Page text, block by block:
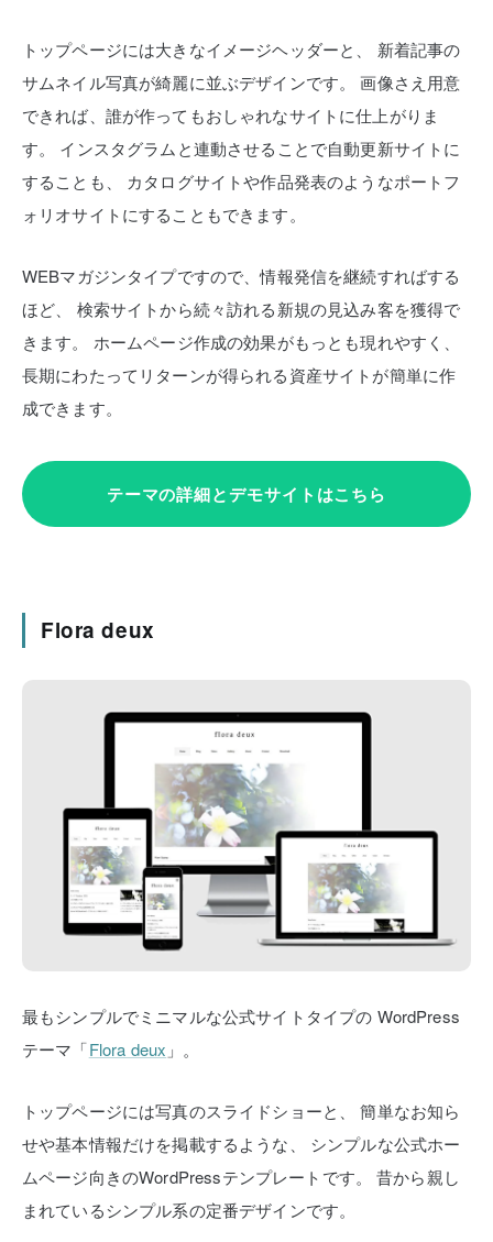
トップページには大きなイメージヘッダーと、
新着記事の
サムネイル写真が綺麗に並ぶデザインです。
画像さえ用意
できれば、誰が作ってもおしゃれなサイトに仕上がりま
す。
インスタグラムと連動させることで自動更新サイトに
することも、
カタログサイトや作品発表のようなポートフ
ォリオサイトにすることもできます。
WEBマガジンタイプですので、情報発信を継続すればする
ほど、
検索サイトから続々訪れる新規の見込み客を獲得で
きます。
ホームページ作成の効果がもっとも現れやすく、
長期にわたってリターンが得られる資産サイトが簡単に作
成できます。
テーマの詳細とデモサイトはこちら
Flora deux
最もシンプルでミニマルな公式サイトタイプの WordPress
テーマ「Flora deux 」。
トップページには写真のスライドショーと、
簡単なお知ら
せや基本情報だけを掲載するような、
シンプルな公式ホー
ムページ向きのWordPressテンプレートです。
昔から親し
まれているシンプル系の定番デザインです。